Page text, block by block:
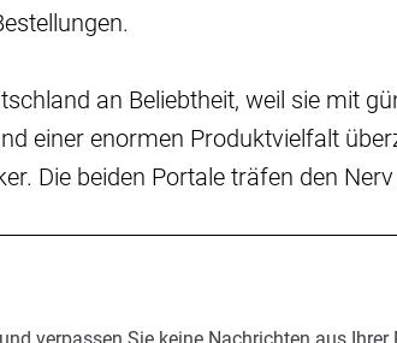
an Beliebtheit, weil sie mit
einer enormen Produktvielfalt
Die beiden Portale träfen den